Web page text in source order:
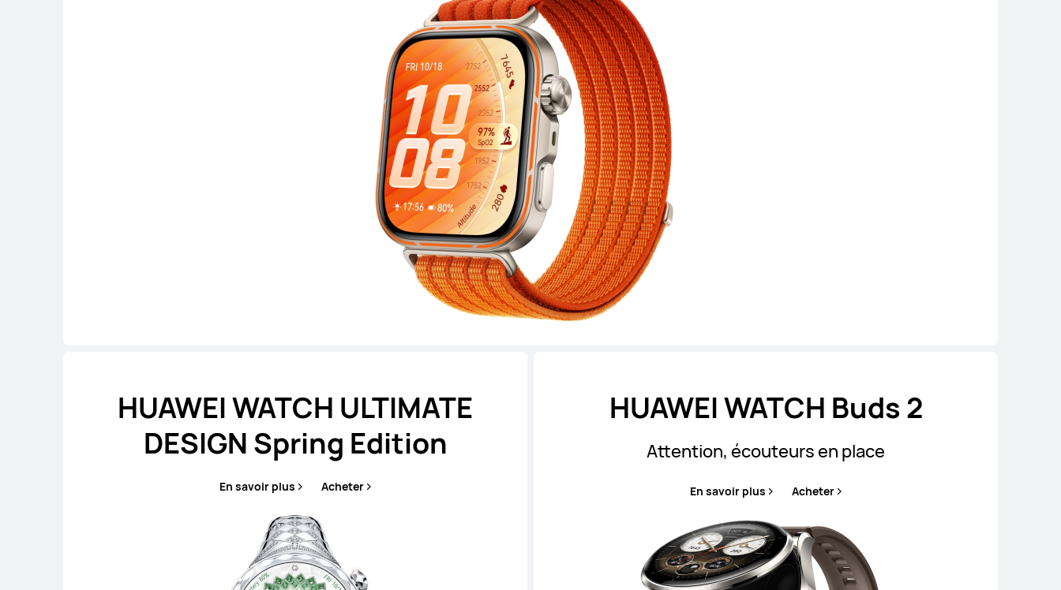
HUAWEI WATCH ULTIMATE
DESIGN Spring Edition
En savoir plus Acheter
HUAWEI WATCH Buds 2
Attention, écouteurs en place
En savoir plus Acheter